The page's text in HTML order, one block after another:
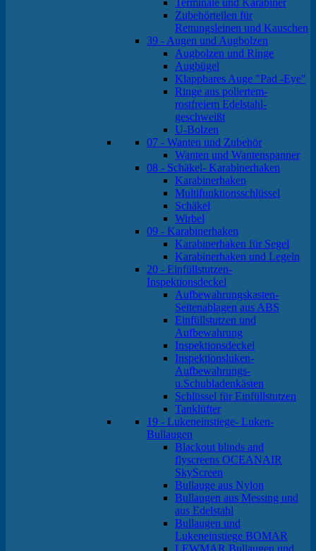
Terminale und Karabiner
Zubehörteilen für
Rettungsleinen und Kauschen
39 - Augen und Augbolzen
Augbolzen und Ringe
Augbügel
Klappbares Auge "Pad -Eye"
Ringe aus poliertem-
rostfreiem Edelstahl-
geschweißt
U-Bolzen
07 - Wanten und Zubehör
Wanten und Wantenspanner
08 - Schäkel- Karabinerhaken
Karabinerhaken
Multifunktionsschlüssel
Schäkel
Wirbel
09 - Karabinerhaken
Karabinerhaken für Segel
Karabinerhaken und Legeln
20 - Einfüllstutzen-
Inspektionsdeckel
Aufbewahrungskasten-
Seitenablagen aus ABS
Einfüllstutzen und
Aufbewahrung
Inspektionsdeckel
Inspektionsluken-
Aufbewahrungs-
u.Schubladenkästen
Schlüssel für Einfüllstutzen
Tanklüfter
19 - Lukeneinstiege- Luken-
Bullaugen
Blackout blinds and
flyscreens OCEANAIR
SkyScreen
Bullauge aus Nylon
Bullaugen aus Messing und
aus Edelstahl
Bullaugen und
Lukeneinstiege BOMAR
LEWMAR Bullaugen und